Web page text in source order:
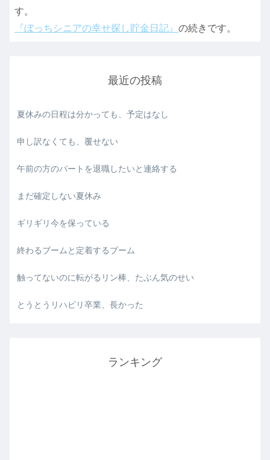
す。
『ぼっちシニアの幸せ探し貯金日記』 の続きです。
最近の投稿
夏休みの日程は分かっても、予定はなし
申し訳なくても、覆せない
午前の方のパートを退職したいと連絡する
まだ確定しない夏休み
ギリギリ今を保っている
終わるブームと定着するブーム
触ってないのに転がるリン棒、たぶん気のせい
とうとうリハビリ卒業、長かった
ランキング